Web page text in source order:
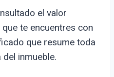
el valor
te encuentres con
que resume toda
inmueble.